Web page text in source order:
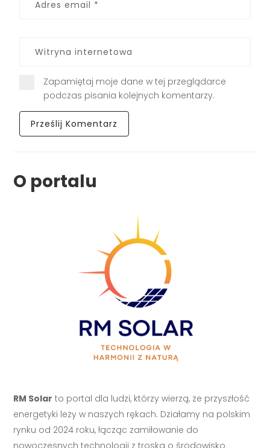
Zapamiętaj moje dane w tej przeglądarce
podczas pisania kolejnych komentarzy.
O portalu
RM Solar to portal dla ludzi, którzy wierzą, że przyszłość
energetyki leży w naszych rękach. Działamy na polskim
rynku od 2024 roku, łącząc zamiłowanie do
nowoczesnych technologii z troską o środowisko